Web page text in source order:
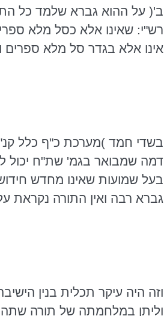
ב'( על ההוא גברא שלמד כל
רש"י: שאינו אלא כסל מלא
אינו אלא בגדר סל מלא ספרים
בשדי חמד )מערכת כ"ף כלל
דמה שמבואר בגמ' שת"ח יכול
בעל שמועות שאינו מחדש
גברא רבה ואין התורה נקראת
וזה היה עיקר תכלית בנין
וליתן במלחמתה של תורה